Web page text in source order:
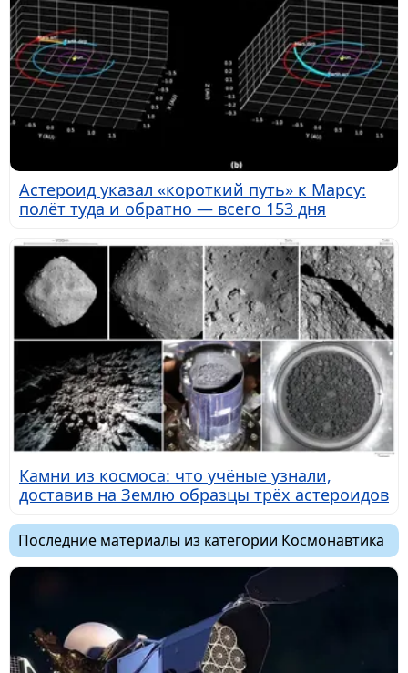
Астероид указал «короткий путь» к Марсу:
полёт туда и обратно — всего 153 дня
Камни из космоса: что учёные узнали,
доставив на Землю образцы трёх астероидов
Последние материалы из категории Космонавтика